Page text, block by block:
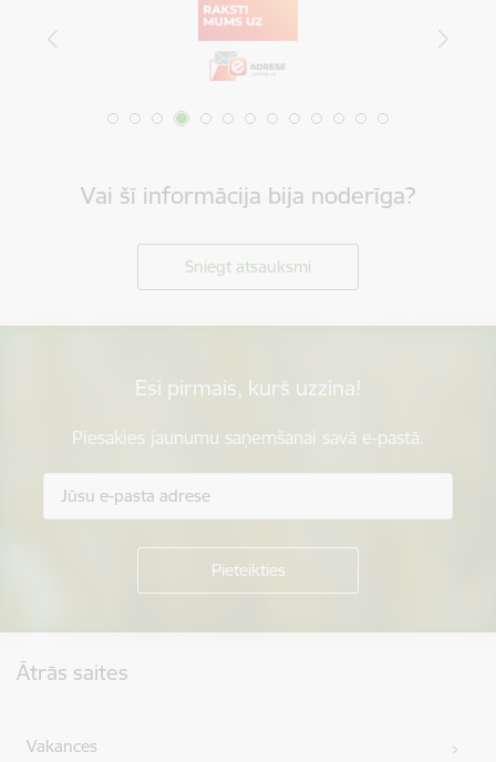
Vai šī informācija bija noderīga?
Sniegt atsauksmi
Esi pirmais, kurš uzzina!
Piesakies jaunumu saņemšanai savā e-pastā.
Ātrās saites
Vakances